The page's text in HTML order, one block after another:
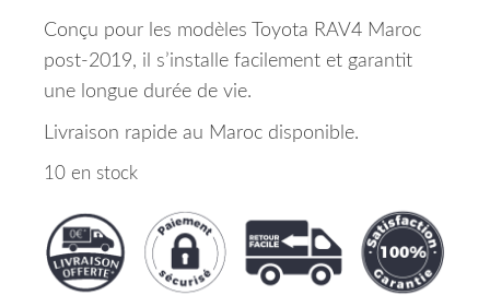
Conçu pour les modèles Toyota RAV4 Maroc
post-2019, il s’installe facilement et garantit
une longue durée de vie.
Livraison rapide au Maroc disponible.
10 en stock